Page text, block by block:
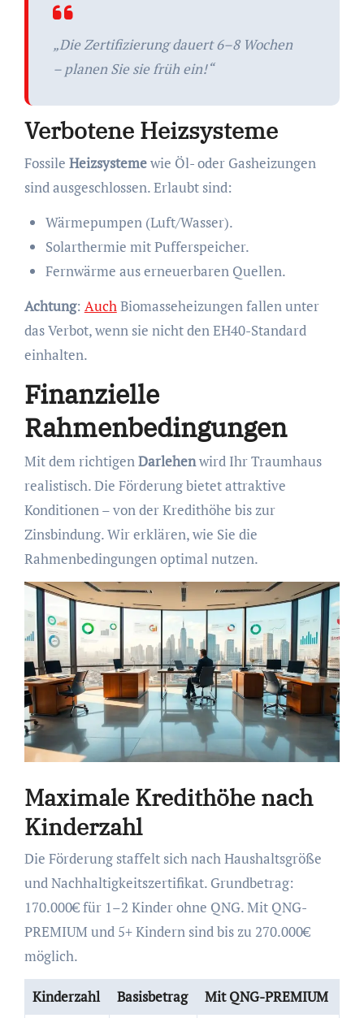
„Die Zertifizierung dauert 6–8 Wochen
– planen Sie sie früh ein!“
Verbotene Heizsysteme
Fossile Heizsystemewie Öl- oder Gasheizungen
sind ausgeschlossen. Erlaubt sind:
Wärmepumpen (Luft/Wasser).
Solarthermie mit Pufferspeicher.
Fernwärme aus erneuerbaren Quellen.
Achtung: AuchBiomasseheizungen fallen unter
das Verbot, wenn sie nicht den EH40-Standard
einhalten.
Finanzielle
Rahmenbedingungen
Mit dem richtigenDarlehenwird Ihr Traumhaus
realistisch. Die Förderung bietet attraktive
Konditionen – von der Kredithöhe bis zur
Zinsbindung. Wir erklären, wie Sie die
Rahmenbedingungen optimal nutzen.
Maximale Kredithöhe nach
Kinderzahl
Die Förderung staffelt sich nach Haushaltsgröße
und Nachhaltigkeitszertifikat. Grundbetrag:
170.000€ für 1–2 Kinder ohne QNG. Mit QNG-
PREMIUM und 5+ Kindern sind bis zu 270.000€
möglich.
Kinderzahl Basisbetrag Mit QNG-PREMIUM